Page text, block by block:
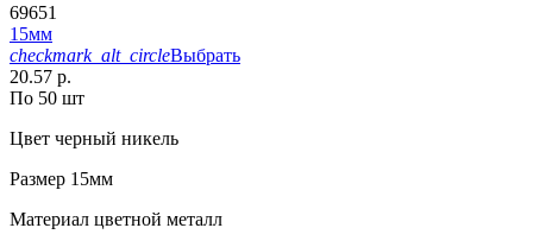
69651
15мм
checkmark_alt_circleВыбрать
20.57 р.
По 50 шт
Цвет черный никель
Размер 15мм
Материал цветной металл